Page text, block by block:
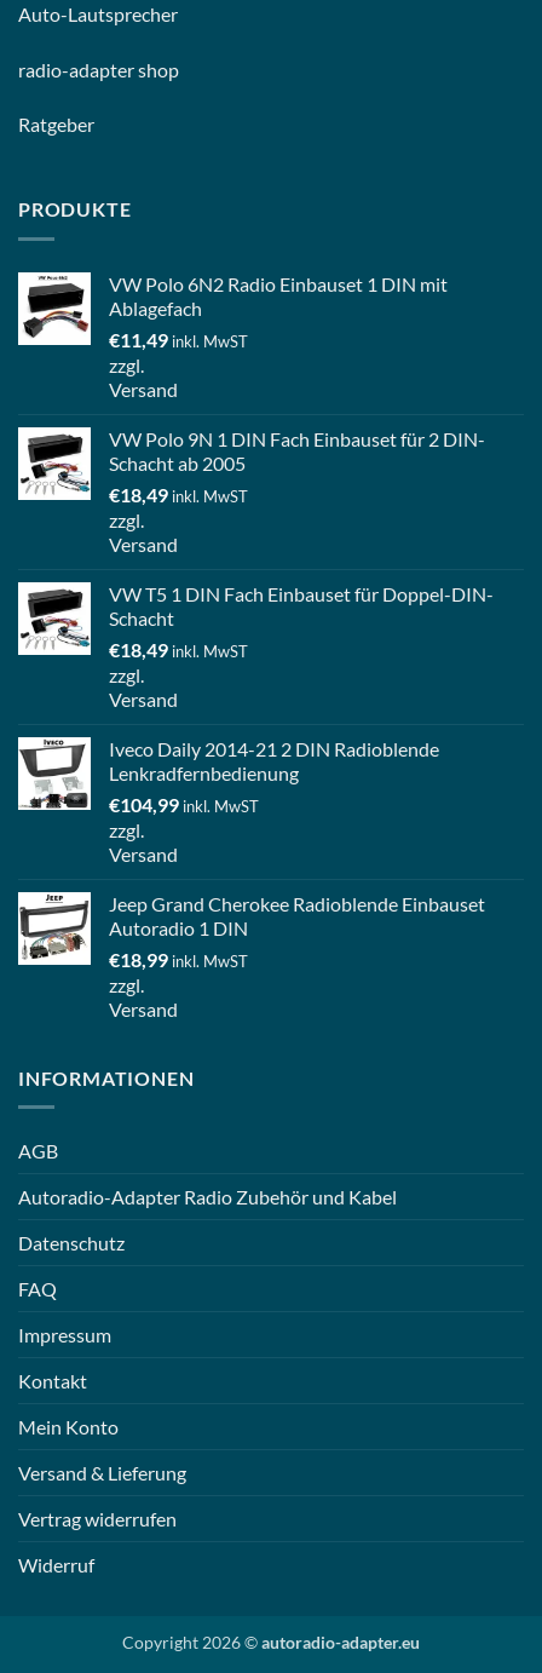
Auto-Lautsprecher
radio-adapter shop
Ratgeber
PRODUKTE
VW Polo 6N2 Radio Einbauset 1 DIN mit
Ablagefach
€11,49 inkl. MwST
zzgl.
Versand
VW Polo 9N 1 DIN Fach Einbauset für 2 DIN-
Schacht ab 2005
€18,49 inkl. MwST
zzgl.
Versand
VW T5 1 DIN Fach Einbauset für Doppel-DIN-
Schacht
€18,49 inkl. MwST
zzgl.
Versand
Iveco Daily 2014-21 2 DIN Radioblende
Lenkradfernbedienung
€104,99 inkl. MwST
zzgl.
Versand
Jeep Grand Cherokee Radioblende Einbauset
Autoradio 1 DIN
€18,99 inkl. MwST
zzgl.
Versand
INFORMATIONEN
AGB
Autoradio-Adapter Radio Zubehör und Kabel
Datenschutz
FAQ
Impressum
Kontakt
Mein Konto
Versand & Lieferung
Vertrag widerrufen
Widerruf
Copyright 2026 ©autoradio-adapter.eu